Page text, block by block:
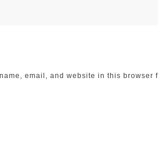
email, and website in this browser